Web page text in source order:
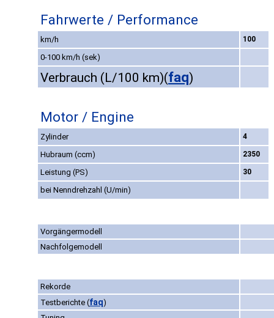
Fahrwerte / Performance
km/h 100
0-100 km/h (sek)
Verbrauch (L/100 km)(faq)
Motor / Engine
Zylinder 4
Hubraum (ccm) 2350
Leistung (PS) 30
bei Nenndrehzahl (U/min)
Vorgängermodell
Nachfolgemodell
Rekorde
Testberichte (faq)